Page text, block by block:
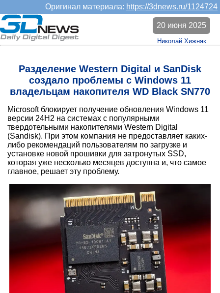
Оригинал материала: https://3dnews.ru/1124724
Разделение Western Digital и SanDisk
создало проблемы с Windows 11
владельцам накопителя WD Black SN770
20 июня 2025
Николай Хижняк
Microsoft блокирует получение обновления Windows 11
версии 24H2 на системах с популярными
твердотельными накопителями Western Digital
(Sandisk). При этом компания не предоставляет каких-
либо рекомендаций пользователям по загрузке и
установке новой прошивки для затронутых SSD,
которая уже несколько месяцев доступна и, что самое
главное, решает эту проблему.